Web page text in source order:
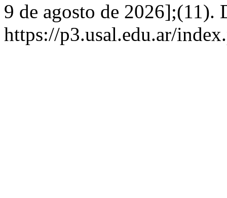
9 de agosto de 2026];(11).
https://p3.usal.edu.ar/